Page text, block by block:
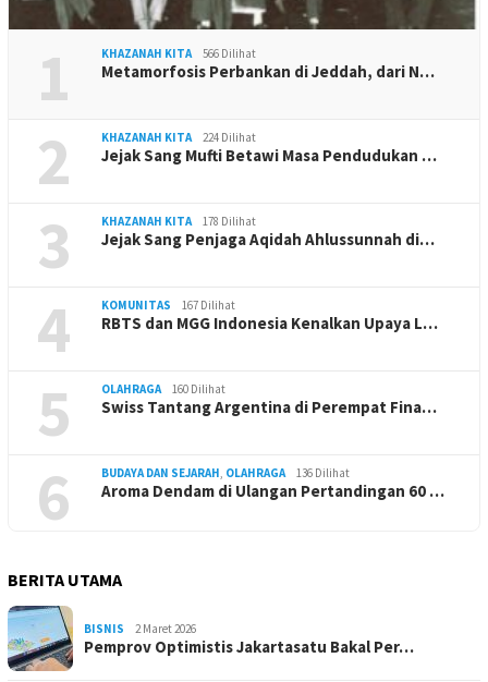
1 KHAZANAH KITA 566 Dilihat
Metamorfosis Perbankan di Jeddah, dari N…
2 KHAZANAH KITA 224 Dilihat
Jejak Sang Mufti Betawi Masa Pendudukan …
3 KHAZANAH KITA 178 Dilihat
Jejak Sang Penjaga Aqidah Ahlussunnah di…
4 KOMUNITAS 167 Dilihat
RBTS dan MGG Indonesia Kenalkan Upaya L…
5 OLAHRAGA 160 Dilihat
Swiss Tantang Argentina di Perempat Fina…
6 BUDAYA DAN SEJARAH, OLAHRAGA 136 Dilihat
Aroma Dendam di Ulangan Pertandingan 60 …
BERITA UTAMA
BISNIS 2 Maret 2026
Pemprov Optimistis Jakartasatu Bakal Per…